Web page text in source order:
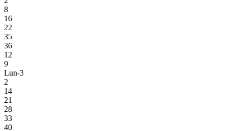
8
16
22
35
36
12
9
Lun-3
2
14
21
28
33
40